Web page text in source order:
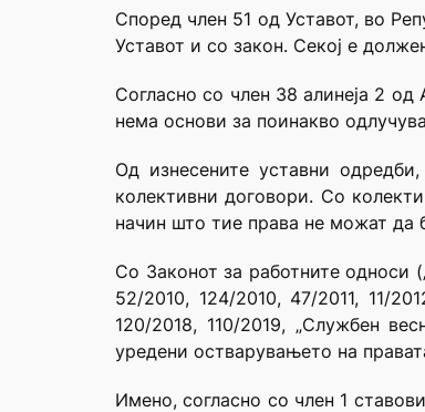
Според член 51 од Уставот, во
Уставот и со закон. Секој е
Согласно со член 38 алинеја 2 од
нема основи за поинакво
Од изнесените уставни
колективни договори. Со
начин што тие права не можат да
Со Законот за работните односи
52/2010, 124/2010, 47/2011, 11/
120/2018, 110/2019, „Службен
уредени остварувањето на
Имено, согласно со член 1